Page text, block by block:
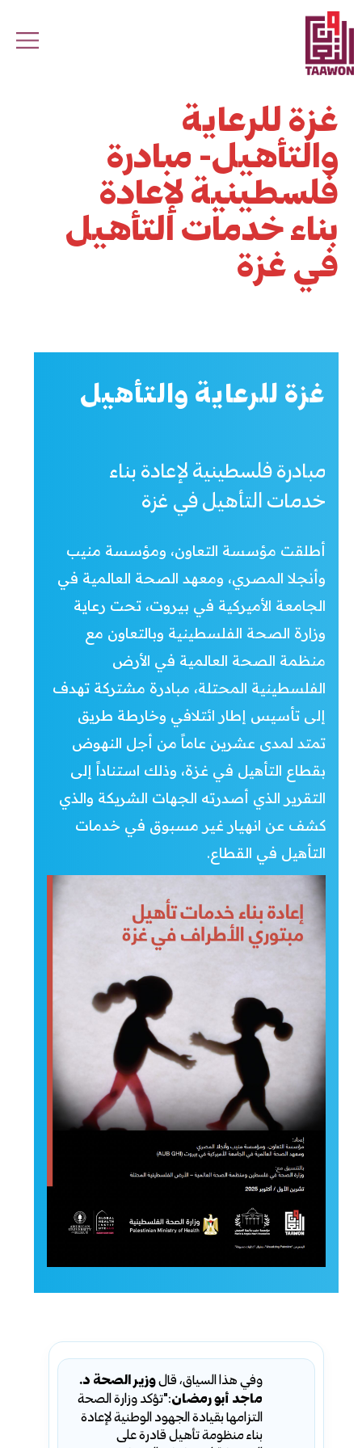
Skip to main content
غزة للرعاية
والتأهيل- مبادرة
فلسطينية لإعادة
بناء خدمات التأهيل
في غزة
غزة للرعاية والتأهيل
مبادرة فلسطينية لإعادة بناء
خدمات التأهيل في غزة
أطلقت مؤسسة التعاون، ومؤسسة منيب
وأنجلا المصري، ومعهد الصحة العالمية في
الجامعة الأميركية في بيروت، تحت رعاية
وزارة الصحة الفلسطينية وبالتعاون مع
منظمة الصحة العالمية في الأرض
الفلسطينية المحتلة، مبادرة مشتركة تهدف
إلى تأسيس إطار ائتلافي وخارطة طريق
تمتد لمدى عشرين عاماً من أجل النهوض
بقطاع التأهيل في غزة، وذلك استناداً إلى
التقرير الذي أصدرته الجهات الشريكة والذي
كشف عن انهيار غير مسبوق في خدمات
التأهيل في القطاع.
وفي هذا السياق، قالوزير الصحة د.
ماجد أبو رمضان:"تؤكد وزارة الصحة
التزامها بقيادة الجهود الوطنية لإعادة
بناء منظومة تأهيل قادرة على